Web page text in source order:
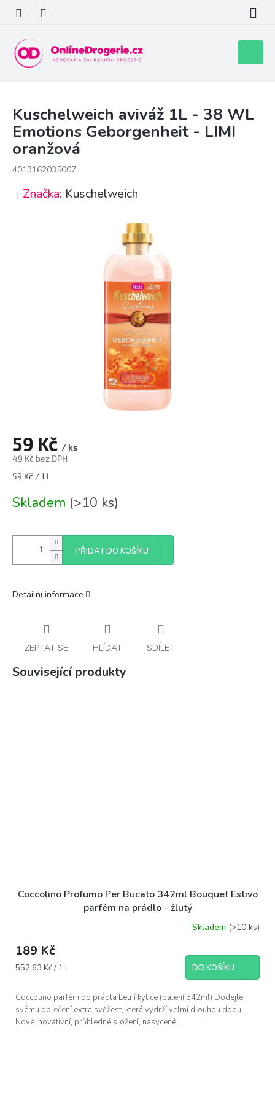
obsah
košík
Kuschelweich aviváž 1L - 38 WL
Emotions Geborgenheit - LIMI
oranžová
4013162035007
Značka: Kuschelweich
59 Kč / ks
49 Kč bez DPH
Měrná
59 Kč / 1 l
Skladem (>10 ks)
PŘIDAT DO KOŠÍKU
Detailní informace
ZEPTAT SE HLÍDAT SDÍLET
Související produkty
Coccolino Profumo Per Bucato 342ml Bouquet Estivo
parfém na prádlo - žlutý
Skladem (>10 ks)
189 Kč
Měrná
552,63 Kč / 1 l DO KOŠÍKU
Coccolino parfém do prádla Letní kytice (balení 342ml) Dodejte
svému oblečení extra svěžest, která vydrží velmi dlouhou dobu.
Nové inovativní, průhledné složení, nasycené...